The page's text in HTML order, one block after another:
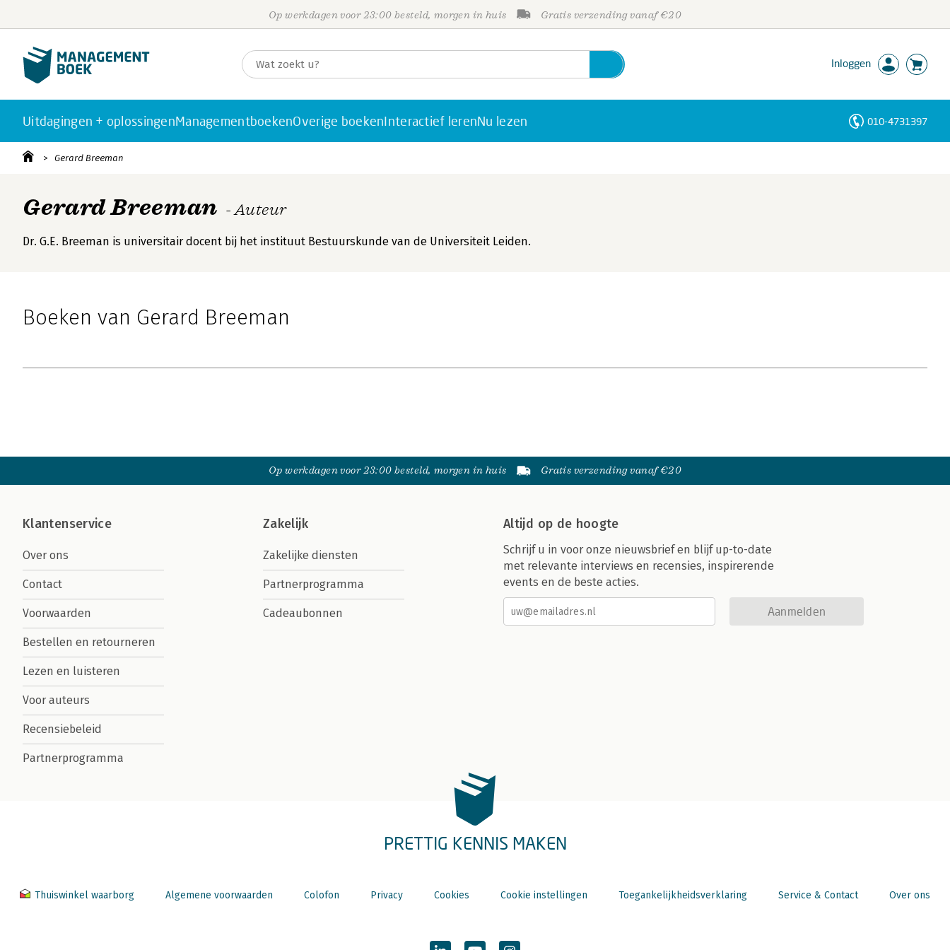
Op werkdagen voor 23:00 besteld, morgen in huis Gratis verzending vanaf €20
Inloggen
Uitdagingen + oplossingenManagementboekenOverige boekenInteractief lerenNu lezen 010-4731397
Gerard Breeman
Gerard Breeman - Auteur
Dr. G.E. Breeman is universitair docent bij het instituut Bestuurskunde van de Universiteit Leiden.
Boeken van Gerard Breeman
Op werkdagen voor 23:00 besteld, morgen in huis Gratis verzending vanaf €20
Klantenservice
Over ons
Contact
Voorwaarden
Bestellen en retourneren
Lezen en luisteren
Voor auteurs
Recensiebeleid
Partnerprogramma
Zakelijk
Zakelijke diensten
Partnerprogramma
Cadeaubonnen
Altijd op de hoogte
Schrijf u in voor onze nieuwsbrief en blijf up-to-date
met relevante interviews en recensies, inspirerende
events en de beste acties.
Aanmelden
PRETTIG KENNIS MAKEN
Thuiswinkel waarborg Algemene voorwaarden Colofon Privacy Cookies Cookie instellingen Toegankelijkheidsverklaring Service & Contact Over ons
Personen